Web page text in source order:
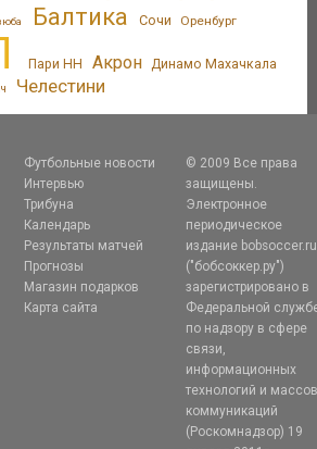
Балтика Сочи Оренбург
Пари НН Акрон Динамо Махачкала
Челестини
Футбольные новости
Интервью
Трибуна
Календарь
Результаты матчей
Прогнозы
Магазин подарков
Карта сайта
© 2009 Все права
защищены.
Электронное
периодическое
издание bobsoccer.ru
("бобсоккер.ру")
зарегистрировано в
Федеральной
по надзору в сфере
связи,
информационных
технологий и
коммуникаций
(Роскомнадзор) 19